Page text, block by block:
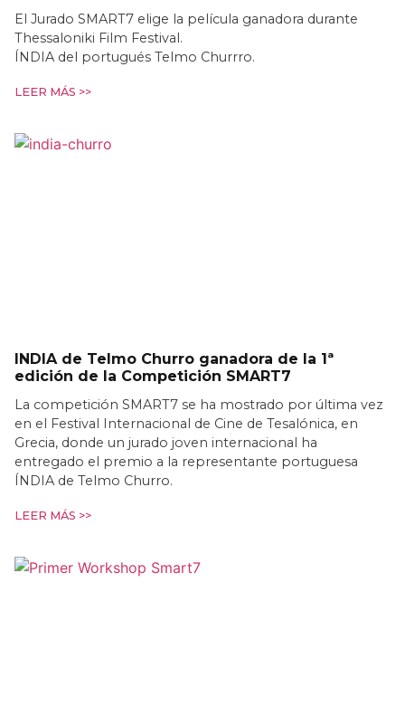
El Jurado SMART7 elige la película ganadora durante
Thessaloniki Film Festival.
ÍNDIA del portugués Telmo Churrro.
LEER MÁS >>
INDIA de Telmo Churro ganadora de la 1ª
edición de la Competición SMART7
La competición SMART7 se ha mostrado por última vez
en el Festival Internacional de Cine de Tesalónica, en
Grecia, donde un jurado joven internacional ha
entregado el premio a la representante portuguesa
ÍNDIA de Telmo Churro.
LEER MÁS >>